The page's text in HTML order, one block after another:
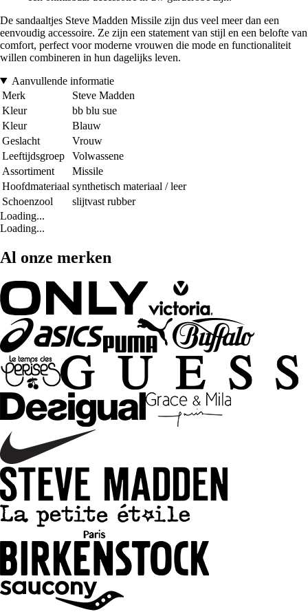
De sandaaltjes Steve Madden Missile zijn dus veel meer dan een
eenvoudig accessoire. Ze zijn een statement van stijl en een belofte van
comfort, perfect voor moderne vrouwen die mode en functionaliteit
willen combineren in hun dagelijks leven.
Aanvullende informatie
Merk
Steve Madden
Kleur
bb blu sue
Kleur
Blauw
Geslacht
Vrouw
Leeftijdsgroep
Volwassene
Assortiment
Missile
Hoofdmateriaal synthetisch materiaal / leer
Schoenzool
slijtvast rubber
Loading...
Loading...
Al onze merken